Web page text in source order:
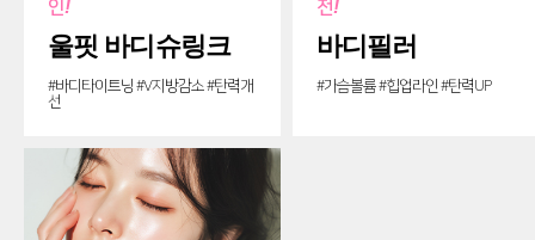
인!
울핏 바디슈링크
#바디타이트닝 #V지방감소 #탄력개
선
전!
바디필러
#가슴볼륨 #힙업라인 #탄력UP